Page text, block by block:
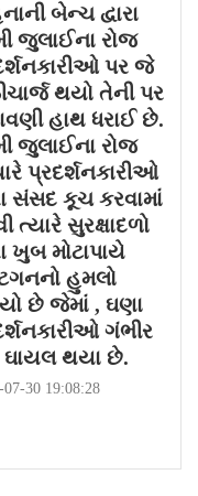
બેન્ચ દ્વારા
જુલાઈના રોજ
પર જે
થયો તેની પર
હાથ ધરાઈ છે.
જુલાઈના રોજ
પ્રદર્શનકારીઓ
સંસદ કૂચ કરવામાં
ત્યારે સુરક્ષાદળો
ખુબ મોટાપાયે
હુમલો
છે જેમાં , ઘણા
ગંભીર
ઘાયલ થયા છે.
07-30 19:08:28